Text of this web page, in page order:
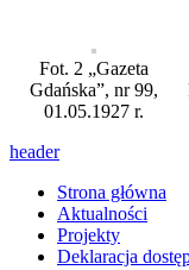
Fot. 2 „Gazeta
Gdańska”, nr 99,
01.05.1927 r.
header
Strona główna
Aktualności
Projekty
Deklaracja